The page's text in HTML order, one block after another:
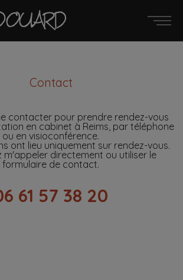
Contact
contacter pour prendre rendez-vous
en cabinet à Reims, par téléphone
ou en visioconférence.
ont lieu uniquement sur rendez-vous.
m'appeler directement ou utiliser le
formulaire de contact.
61 57 38 20